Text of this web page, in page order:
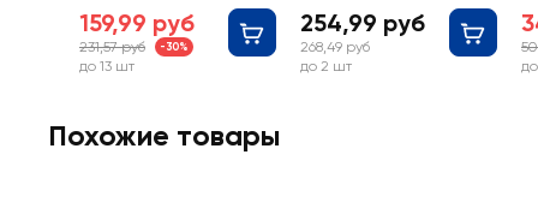
высокобелковый
обезжиренный без
лактозы
159,99 руб
231,57 руб -30%
до 13 шт
254,99 руб
268,49 руб
до 2 шт
Похожие товары